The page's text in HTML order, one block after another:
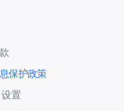
保护政策
设置